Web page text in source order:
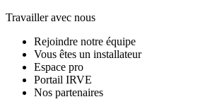
Travailler avec nous
Rejoindre notre équipe
Vous êtes un installateur
Espace pro
Portail IRVE
Nos partenaires